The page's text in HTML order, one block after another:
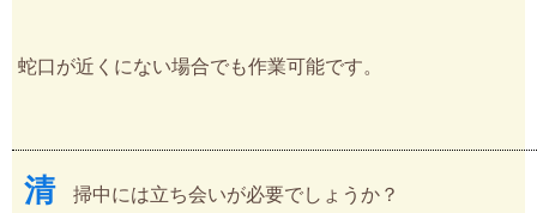
蛇口が近くにない場合でも作業可能です。
清 掃中には立ち会いが必要でしょうか？